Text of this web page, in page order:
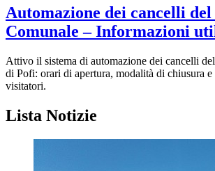
Automazione dei cancelli
Comunale – Informazioni
Attivo il sistema di automazione dei cancelli
di Pofi: orari di apertura, modalità di chiusura
visitatori.
Lista Notizie